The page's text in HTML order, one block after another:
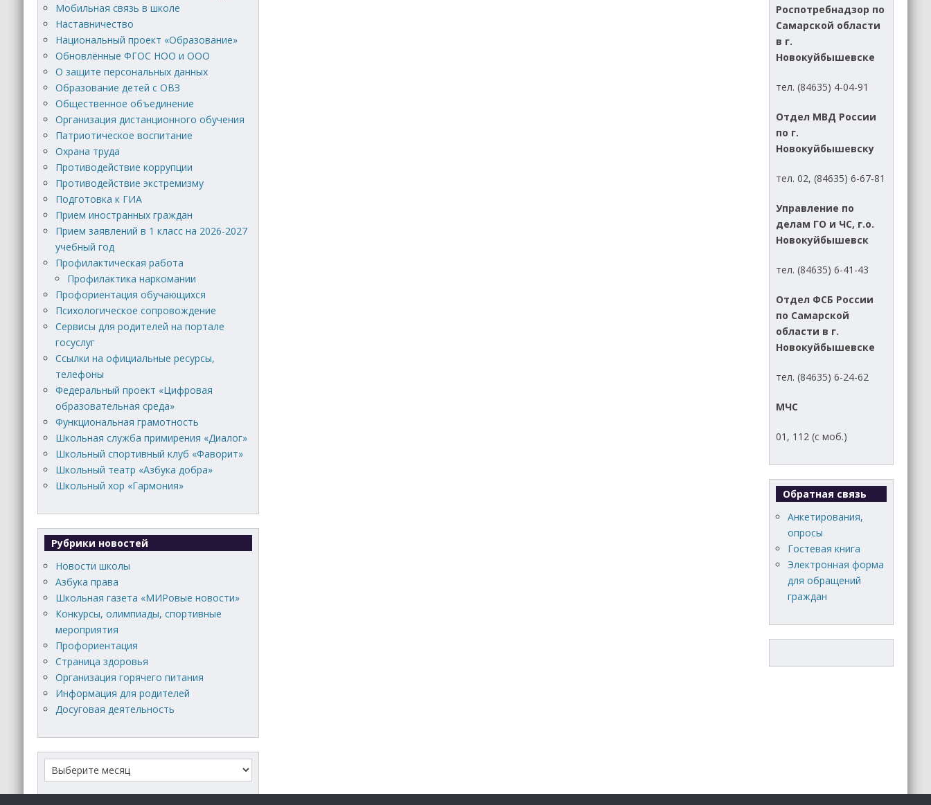
Мобильная связь в школе
Наставничество
Национальный проект «Образование»
Обновлённые ФГОС НОО и ООО
О защите персональных данных
Образование детей с ОВЗ
Общественное объединение
Организация дистанционного обучения
Патриотическое воспитание
Охрана труда
Противодействие коррупции
Противодействие экстремизму
Подготовка к ГИА
Прием иностранных граждан
Прием заявлений в 1 класс на 2026-2027
учебный год
Профилактическая работа
Профилактика наркомании
Профориентация обучающихся
Психологическое сопровождение
Сервисы для родителей на портале
госуслуг
Ссылки на официальные ресурсы,
телефоны
Федеральный проект «Цифровая
образовательная среда»
Функциональная грамотность
Школьная служба примирения «Диалог»
Школьный спортивный клуб «Фаворит»
Школьный театр «Азбука добра»
Школьный хор «Гармония»
Рубрики новостей
Новости школы
Азбука права
Школьная газета «МИРовые новости»
Конкурсы, олимпиады, спортивные
мероприятия
Профориентация
Страница здоровья
Организация горячего питания
Информация для родителей
Досуговая деятельность
Роспотребнадзор по
Самарской области
в г.
Новокуйбышевске
тел. (84635) 4-04-91
Отдел МВД России
по г.
Новокуйбышевску
тел. 02, (84635) 6-67-81
Управление по
делам ГО и ЧС, г.о.
Новокуйбышевск
тел. (84635) 6-41-43
Отдел ФСБ России
по Самарской
области в г.
Новокуйбышевске
тел. (84635) 6-24-62
МЧС
01, 112 (с моб.)
Обратная связь
Анкетирования,
опросы
Гостевая книга
Электронная форма
для обращений
граждан